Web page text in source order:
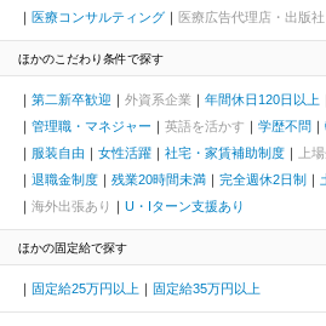
医療コンサルティング
医療広告代理店・出版
ほかのこだわり条件で探す
第二新卒歓迎 外資系企業 年間休日120日以上
管理職・マネジャー
英語を活かす 学歴不問
服装自由
女性活躍 社宅・家賃補助制度 上
退職金制度
残業20時間未満 完全週休2日制
海外出張あり
U・Iターン支援あり
ほかの固定給で探す
固定給25万円以上 固定給35万円以上